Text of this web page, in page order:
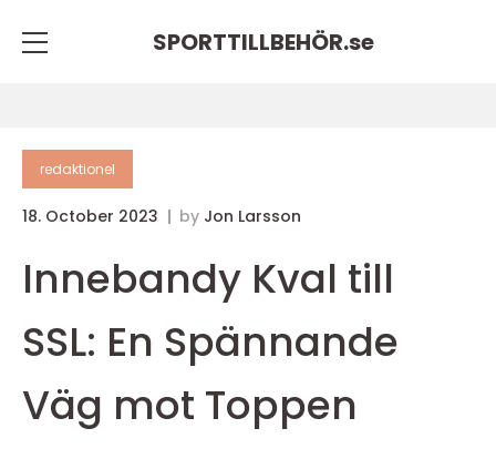
SPORTTILLBEHÖR.se
redaktionel
18. October 2023 by Jon Larsson
Innebandy Kval till
SSL: En Spännande
Väg mot Toppen